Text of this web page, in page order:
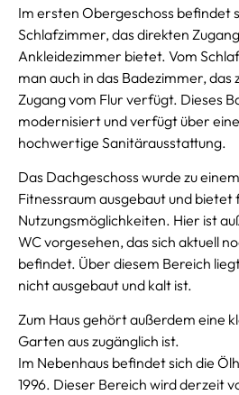
Im ersten Obergeschoss befindet
Schlafzimmer, das direkten
Ankleidezimmer bietet. Vom
man auch in das Badezimmer, das
Zugang vom Flur verfügt. Dieses
modernisiert und verfügt über
hochwertige Sanitärausstattung.
Das Dachgeschoss wurde zu
Fitnessraum ausgebaut und bietet
Nutzungsmöglichkeiten. Hier ist
WC vorgesehen, das sich aktuell
befindet. Über diesem Bereich
nicht ausgebaut und kalt ist.
Zum Haus gehört außerdem eine
Garten aus zugänglich ist.
Im Nebenhaus befindet sich die
1996. Dieser Bereich wird derzeit